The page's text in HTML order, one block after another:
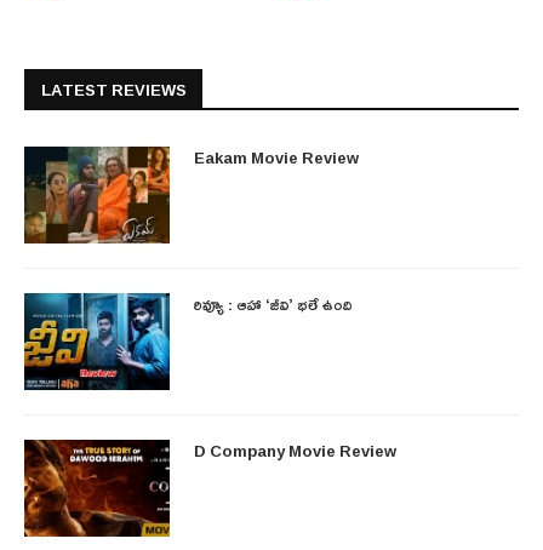
LATEST REVIEWS
Eakam Movie Review
రివ్యూ : ఆహా ‘జీవి’ భలే ఉంది
D Company Movie Review